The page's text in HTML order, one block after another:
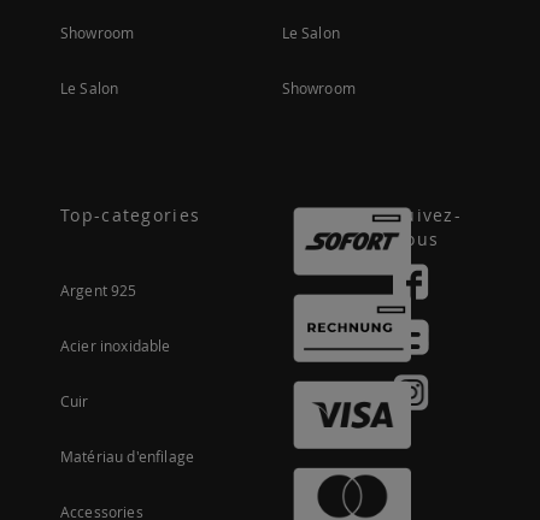
Showroom
Le Salon
Le Salon
Showroom
Top-categories
Argent 925
Acier inoxidable
Cuir
Matériau d'enfilage
Accessories
Suivez-
nous